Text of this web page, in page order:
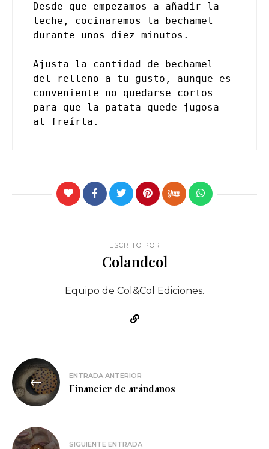
Desde que empezamos a añadir la
leche, cocinaremos la bechamel
durante unos diez minutos.
Ajusta la cantidad de bechamel
del relleno a tu gusto, aunque es
conveniente no quedarse cortos
para que la patata quede jugosa
al freírla.
ESCRITO POR
Colandcol
Equipo de Col&Col Ediciones.
Navegación
de
entradas
ENTRADA ANTERIOR
Financier de arándanos
SIGUIENTE ENTRADA